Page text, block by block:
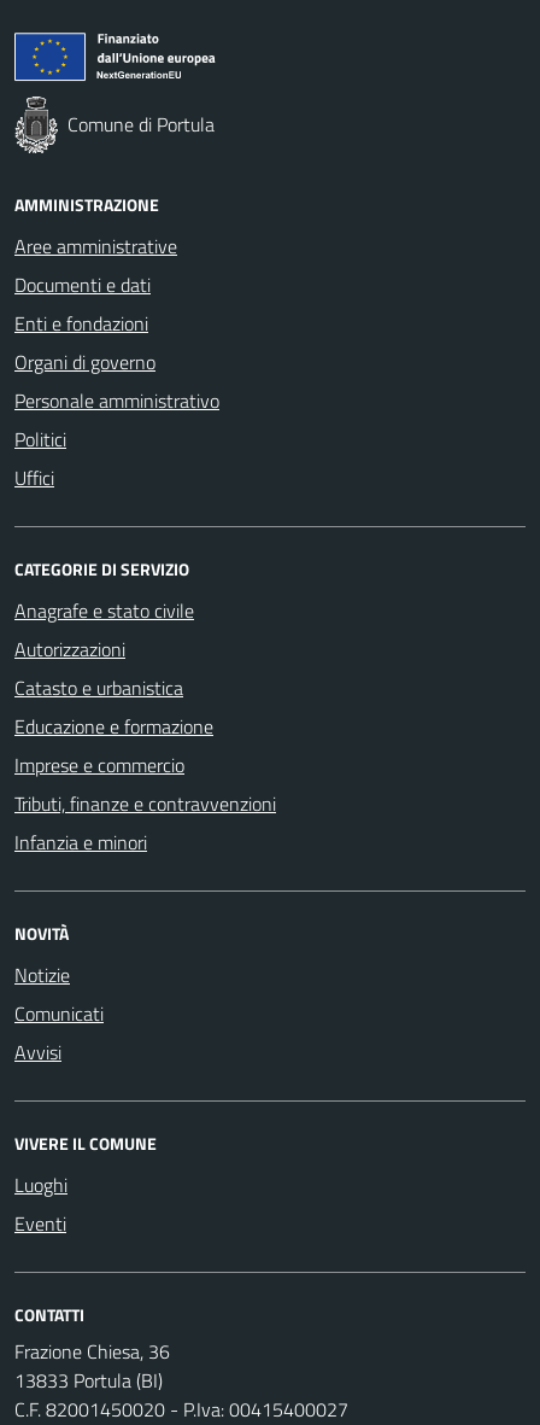
Comune di Portula
AMMINISTRAZIONE
Aree amministrative
Documenti e dati
Enti e fondazioni
Organi di governo
Personale amministrativo
Politici
Uffici
CATEGORIE DI SERVIZIO
Anagrafe e stato civile
Autorizzazioni
Catasto e urbanistica
Educazione e formazione
Imprese e commercio
Tributi, finanze e contravvenzioni
Infanzia e minori
NOVITÀ
Notizie
Comunicati
Avvisi
VIVERE IL COMUNE
Luoghi
Eventi
CONTATTI
Frazione Chiesa, 36
13833 Portula (BI)
C.F. 82001450020 - P.Iva: 00415400027